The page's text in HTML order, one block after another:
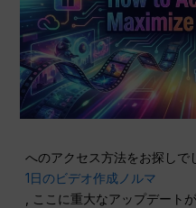
へのアクセス方法をお探し
1日のビデオ作成ノルマ
, ここに重大なアップデート